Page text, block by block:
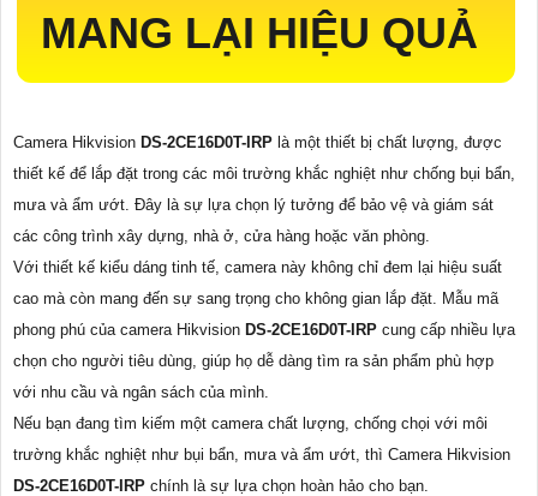
MANG LẠI HIỆU QUẢ
Camera Hikvision DS-2CE16D0T-IRP là một thiết bị chất lượng, được
thiết kế để lắp đặt trong các môi trường khắc nghiệt như chống bụi bẩn,
mưa và ẩm ướt. Đây là sự lựa chọn lý tưởng để bảo vệ và giám sát
các công trình xây dựng, nhà ở, cửa hàng hoặc văn phòng.
Với thiết kế kiểu dáng tinh tế, camera này không chỉ đem lại hiệu suất
cao mà còn mang đến sự sang trọng cho không gian lắp đặt. Mẫu mã
phong phú của camera Hikvision DS-2CE16D0T-IRP cung cấp nhiều lựa
chọn cho người tiêu dùng, giúp họ dễ dàng tìm ra sản phẩm phù hợp
với nhu cầu và ngân sách của mình.
Nếu bạn đang tìm kiếm một camera chất lượng, chống chọi với môi
trường khắc nghiệt như bụi bẩn, mưa và ẩm ướt, thì Camera Hikvision
DS-2CE16D0T-IRP chính là sự lựa chọn hoàn hảo cho bạn.